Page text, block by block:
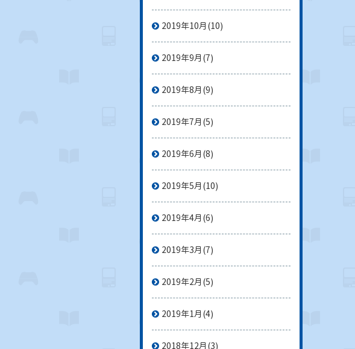
2019年10月 (10)
2019年9月 (7)
2019年8月 (9)
2019年7月 (5)
2019年6月 (8)
2019年5月 (10)
2019年4月 (6)
2019年3月 (7)
2019年2月 (5)
2019年1月 (4)
2018年12月 (3)